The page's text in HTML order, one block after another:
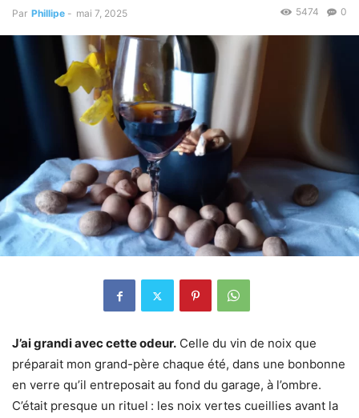
Par Phillipe - mai 7, 2025 0
5474
J’ai grandi avec cette odeur. Celle du vin de noix que
préparait mon grand-père chaque été, dans une bonbonne
en verre qu’il entreposait au fond du garage, à l’ombre.
C’était presque un rituel : les noix vertes cueillies avant la